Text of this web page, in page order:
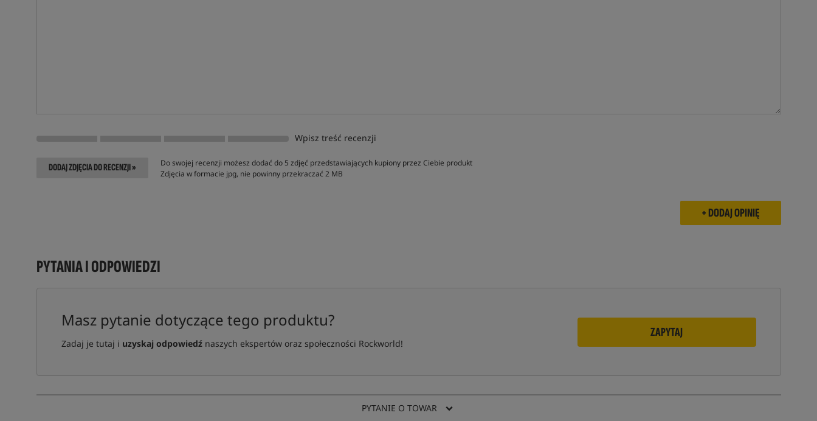
Wpisz treść recenzji
DODAJ ZDJĘCIA DO RECENZJI »
Do swojej recenzji możesz dodać do 5 zdjęć przedstawiających kupiony przez Ciebie produkt
Zdjęcia w formacie jpg, nie powinny przekraczać 2 MB
PYTANIA I ODPOWIEDZI
Masz pytanie dotyczące tego produktu?
Zadaj je tutaj i uzyskaj odpowiedźnaszych ekspertów oraz społeczności Rockworld!
ZAPYTAJ
PYTANIE O TOWAR